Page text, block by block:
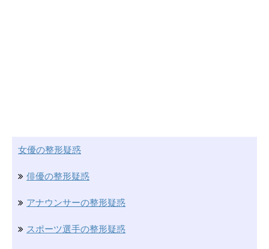
女優の整形疑惑
俳優の整形疑惑
アナウンサーの整形疑惑
スポーツ選手の整形疑惑